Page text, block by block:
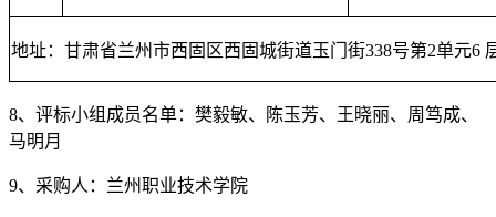
地址：甘肃省兰州市西固区西固城街道玉门街338号第2单元6
8、评标小组成员名单： 樊毅敏、陈玉芳、王晓丽、周笃成、
马明月
9、采购人：兰州职业技术学院